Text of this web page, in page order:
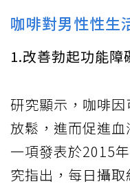
咖啡對男性性生
1.改善勃起功能障
研究顯示，咖啡
放鬆，進而促進
一項發表於2015
究指出，每日攝